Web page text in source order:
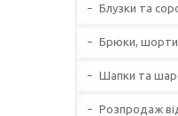
Блузки та
Брюки, шорти
Шапки та
Розпродаж